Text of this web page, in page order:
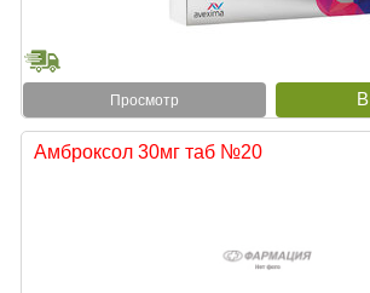
Просмотр
Амброксол 30мг таб №20